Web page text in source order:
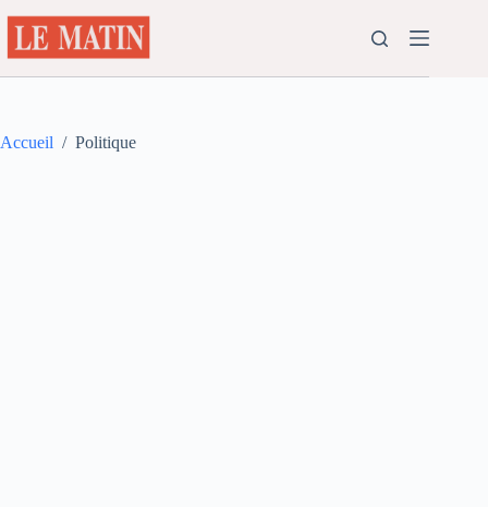
au
contenu
Accueil / Politique